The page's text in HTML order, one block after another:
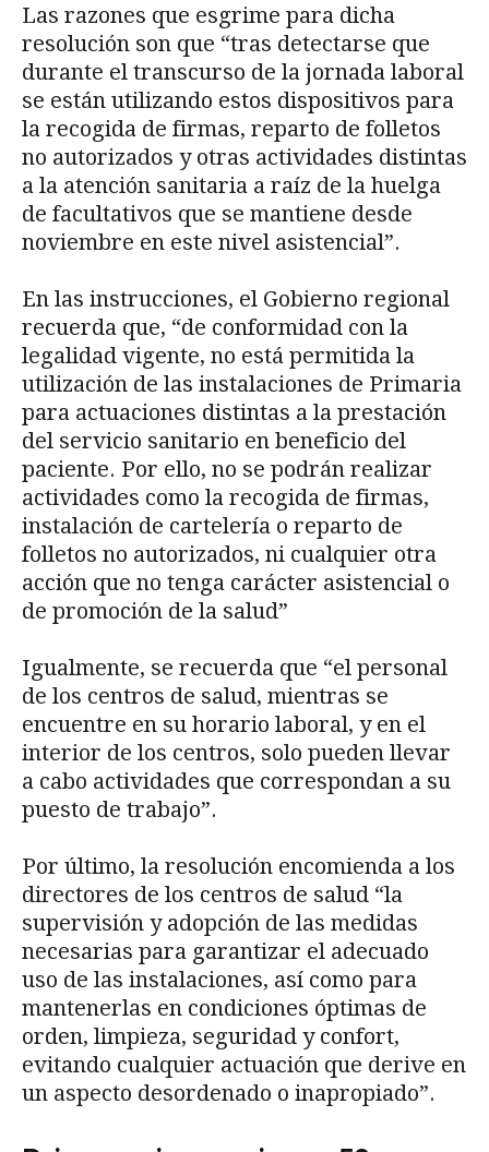
Las razones que esgrime para dicha
resolución son que “tras detectarse que
durante el transcurso de la jornada laboral
se están utilizando estos dispositivos para
la recogida de firmas, reparto de folletos
no autorizados y otras actividades distintas
a la atención sanitaria a raíz de la huelga
de facultativos que se mantiene desde
noviembre en este nivel asistencial”.
En las instrucciones, el Gobierno regional
recuerda que, “de conformidad con la
legalidad vigente, no está permitida la
utilización de las instalaciones de Primaria
para actuaciones distintas a la prestación
del servicio sanitario en beneficio del
paciente. Por ello, no se podrán realizar
actividades como la recogida de firmas,
instalación de cartelería o reparto de
folletos no autorizados, ni cualquier otra
acción que no tenga carácter asistencial o
de promoción de la salud”
Igualmente, se recuerda que “el personal
de los centros de salud, mientras se
encuentre en su horario laboral, y en el
interior de los centros, solo pueden llevar
a cabo actividades que correspondan a su
puesto de trabajo”.
Por último, la resolución encomienda a los
directores de los centros de salud “la
supervisión y adopción de las medidas
necesarias para garantizar el adecuado
uso de las instalaciones, así como para
mantenerlas en condiciones óptimas de
orden, limpieza, seguridad y confort,
evitando cualquier actuación que derive en
un aspecto desordenado o inapropiado”.